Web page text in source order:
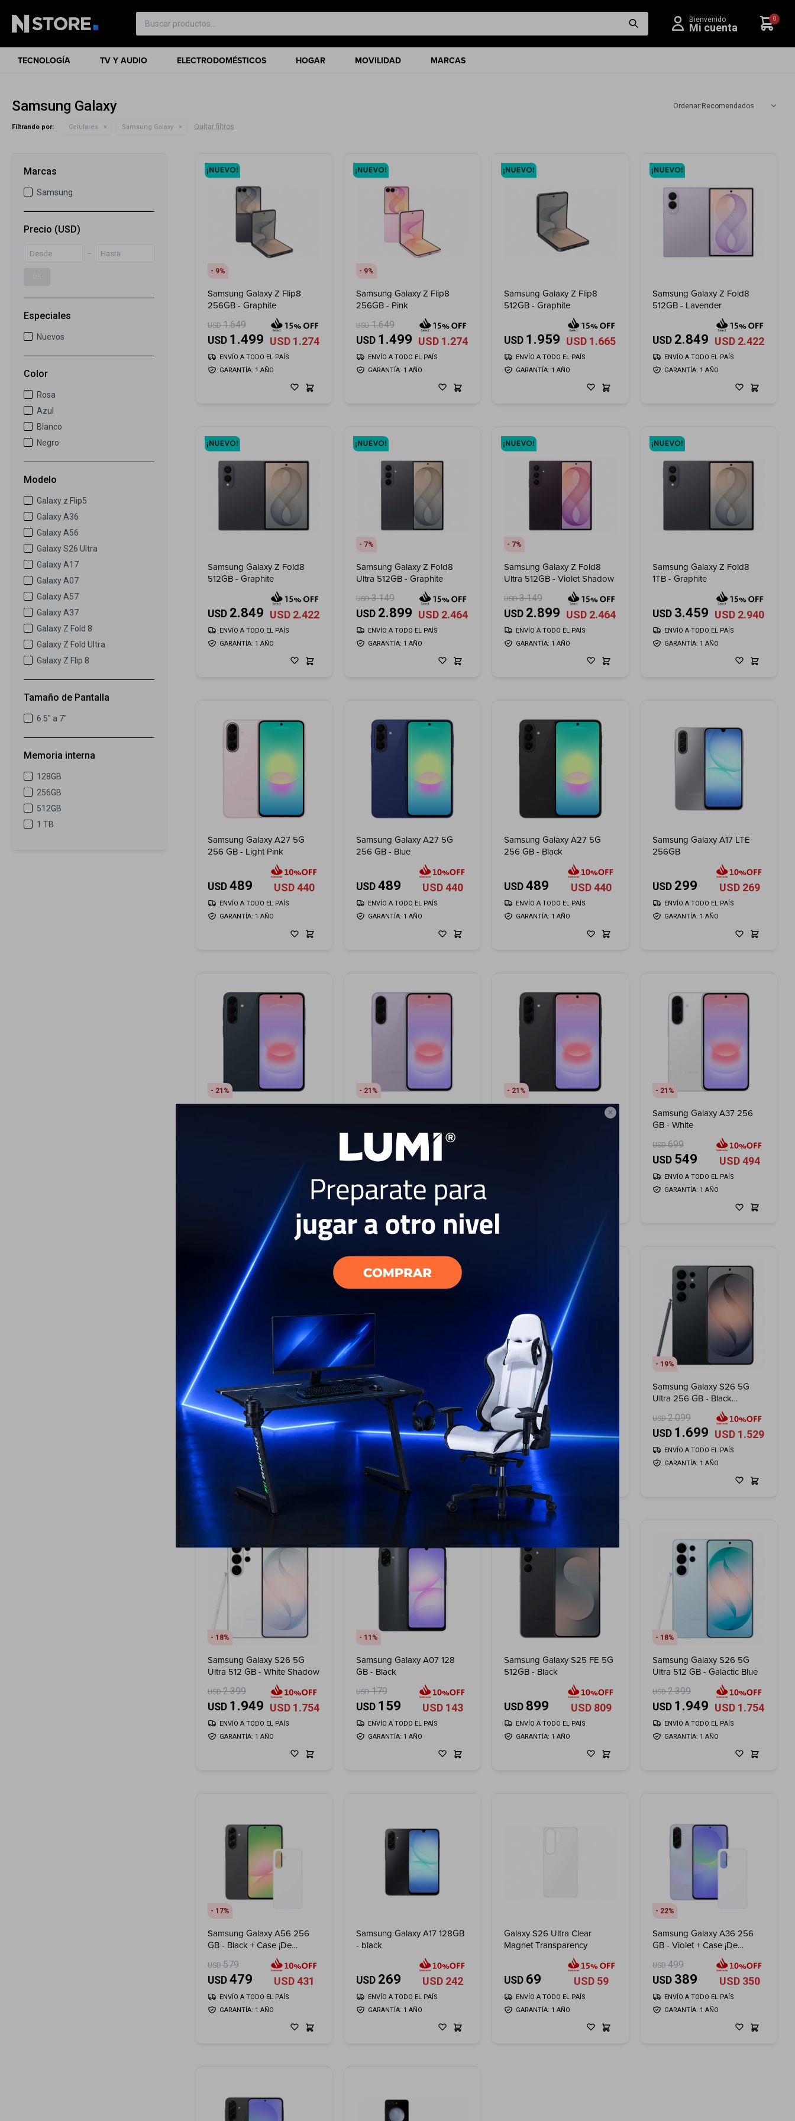

TECNOLOGÍA TV Y AUDIO ELECTRODOMÉSTICOS HOGAR MOVILIDAD MARCAS
0
Samsung Galaxy Recomendados
Filtrando por: Celulares Samsung Galaxy Quitar filtros
9
Samsung Galaxy Z Flip8
256GB - Graphite
USD 1.649
USD 1.499 USD 1.274
GARANTÍA: 1 AÑO
ENVÍO A TODO EL PAÍS
9
Samsung Galaxy Z Flip8
256GB - Pink
USD 1.649
USD 1.499 USD 1.274
GARANTÍA: 1 AÑO
ENVÍO A TODO EL PAÍS
Samsung Galaxy Z Flip8
512GB - Graphite
USD 1.959 USD 1.665
GARANTÍA: 1 AÑO
ENVÍO A TODO EL PAÍS
Samsung Galaxy Z Fold8
512GB - Lavender
USD 2.849 USD 2.422
GARANTÍA: 1 AÑO
ENVÍO A TODO EL PAÍS
Samsung Galaxy Z Fold8
512GB - Graphite
USD 2.849 USD 2.422
GARANTÍA: 1 AÑO
ENVÍO A TODO EL PAÍS
7
Samsung Galaxy Z Fold8
Ultra 512GB - Graphite
USD 3.149
USD 2.899 USD 2.464
GARANTÍA: 1 AÑO
ENVÍO A TODO EL PAÍS
7
Samsung Galaxy Z Fold8
Ultra 512GB - Violet Shadow
USD 3.149
USD 2.899 USD 2.464
GARANTÍA: 1 AÑO
ENVÍO A TODO EL PAÍS
Samsung Galaxy Z Fold8
1TB - Graphite
USD 3.459 USD 2.940
GARANTÍA: 1 AÑO
ENVÍO A TODO EL PAÍS
Samsung Galaxy A27 5G
256 GB - Light Pink
USD 489 USD 440
GARANTÍA: 1 AÑO
ENVÍO A TODO EL PAÍS
Samsung Galaxy A27 5G
256 GB - Blue
USD 489 USD440
GARANTÍA: 1 AÑO
ENVÍO A TODO EL PAÍS
Samsung Galaxy A27 5G
256 GB - Black
USD 489 USD440
GARANTÍA: 1 AÑO
ENVÍO A TODO EL PAÍS
Samsung Galaxy A17 LTE
256GB
USD 299 USD 269
GARANTÍA: 1 AÑO
ENVÍO A TODO EL PAÍS
21 21
USD 549 USD
GARANTÍA: 1 AÑO
21
Samsung Galaxy A37 256
21
Samsung Galaxy A37 256
GB - White
USD 699
USD 549 USD 494
GARANTÍA: 1 AÑO
ENVÍO A TODO EL PAÍS
Samsung Galaxy A57 256
GB Dark Blue - Dark Blue
USD 799
USD 659 USD593
GARANTÍA: 1 AÑO
ENVÍO A TODO EL PAÍS
Samsung Galaxy A57 256
GB Dark Blue - Light Blue
799
USD 659 USD593
GARANTÍA: 1 AÑO
ENVÍO A TODO EL PAÍS
17
Samsung Galaxy A57 256
GB Dark Blue - Violet
USD 799
USD 659 USD593
GARANTÍA: 1 AÑO
ENVÍO A TODO EL PAÍS
19
Samsung Galaxy S26 5G
Ultra 256 GB - Black
USD 2.099
USD 1.699 USD 1.529
GARANTÍA: 1 AÑO
ENVÍO A TODO EL PAÍS
18
Samsung Galaxy S26 5G
Ultra 512 GB - White Shadow
USD 2.399
USD 1.949 USD 1.754
GARANTÍA: 1 AÑO
ENVÍO A TODO EL PAÍS
11
Samsung Galaxy A07 128
GB - Black
USD 179
USD 159 USD 143
GARANTÍA: 1 AÑO
ENVÍO A TODO EL PAÍS
Samsung Galaxy S25 FE 5G
512GB - Black
USD 899 USD 809
GARANTÍA: 1 AÑO
ENVÍO A TODO EL PAÍS
18
Samsung Galaxy S26 5G
Ultra 512 GB - Galactic Blue
USD 2.399
USD 1.949 USD 1.754
GARANTÍA: 1 AÑO
ENVÍO A TODO EL PAÍS
17
Samsung Galaxy A56 256
GB - Black + Case ¡De
USD 579
USD 479 USD 431
GARANTÍA: 1 AÑO
ENVÍO A TODO EL PAÍS
Samsung Galaxy A17 128GB
- black
USD 269 USD 242
GARANTÍA: 1 AÑO
ENVÍO A TODO EL PAÍS
Galaxy S26 Ultra Clear
Magnet Transparency
USD 69 USD 59
GARANTÍA: 1 AÑO
ENVÍO A TODO EL PAÍS
22
Samsung Galaxy A36 256
GB - Violet + Case ¡De
USD 499
USD 389 USD 350
GARANTÍA: 1 AÑO
ENVÍO A TODO EL PAÍS
Marcas
Samsung
Precio (USD)
Especiales
Nuevos
Color
Rosa
Azul
Blanco
Negro
Modelo
Galaxy z Flip5
Galaxy A36
Galaxy A56
Galaxy S26 Ultra
Galaxy A17
Galaxy A07
Galaxy A57
Galaxy A37
Galaxy Z Fold 8
Galaxy Z Fold Ultra
Galaxy Z Flip 8
Tamaño de Pantalla
6.5" a 7"
Memoria interna
128GB
256GB
512GB
1 TB